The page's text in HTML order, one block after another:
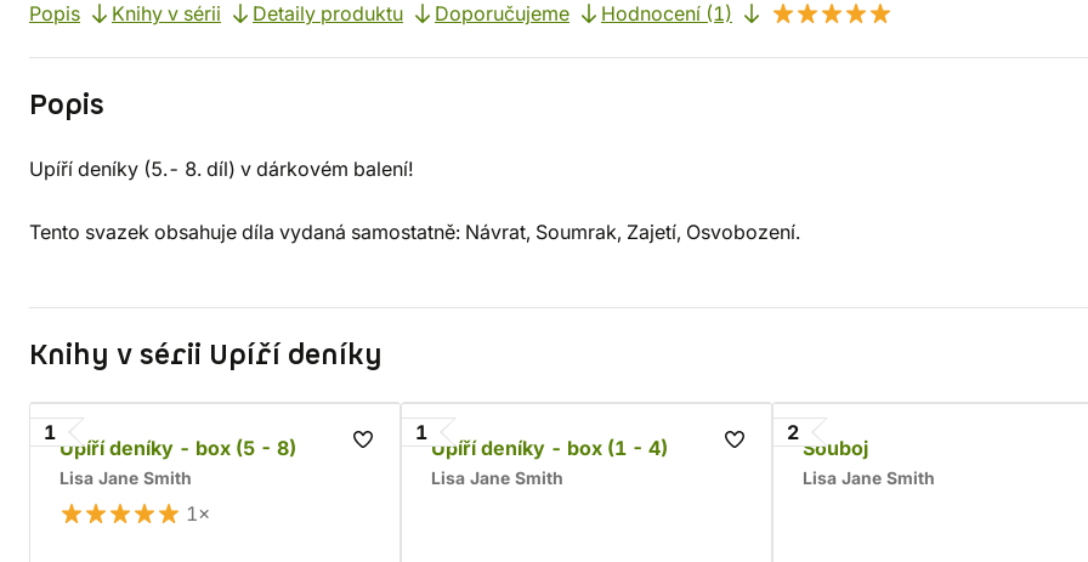
Popis Knihy v sérii Detaily produktu Doporučujeme Hodnocení (1)
Popis
Upíří deníky (5.- 8. díl) v dárkovém balení!
Tento svazek obsahuje díla vydaná samostatně: Návrat, Soumrak, Zajetí, Osvobození.
Knihy v sérii Upíří deníky
1
Upíří deníky - box (5 - 8)
Lisa Jane Smith
1×
1
Upíří deníky - box (1 - 4)
Lisa Jane Smith
2
Souboj
Lisa Jane Smith